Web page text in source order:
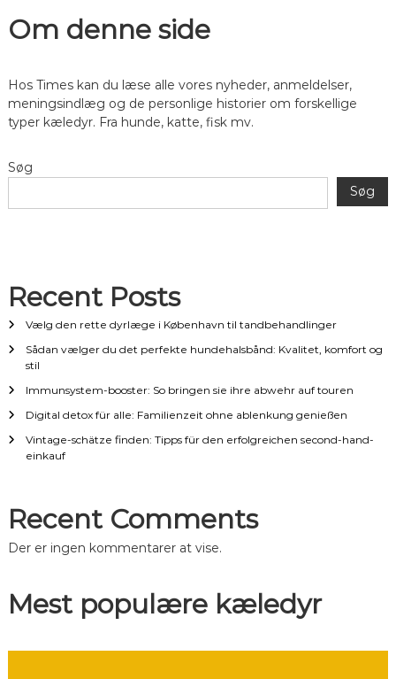
d
æ
g
s
n
v
i
a
t
o
Om denne side
Hos Times kan du læse alle vores nyheder, anmeldelser,
meningsindlæg og de personlige historier om forskellige
typer kæledyr. Fra hunde, katte, fisk mv.
Søg
Søg
Recent Posts
Vælg den rette dyrlæge i København til tandbehandlinger
Sådan vælger du det perfekte hundehalsbånd: Kvalitet, komfort og
stil
Immunsystem-booster: So bringen sie ihre abwehr auf touren
Digital detox für alle: Familienzeit ohne ablenkung genießen
Vintage-schätze finden: Tipps für den erfolgreichen second-hand-
einkauf
Recent Comments
Der er ingen kommentarer at vise.
Mest populære kæledyr